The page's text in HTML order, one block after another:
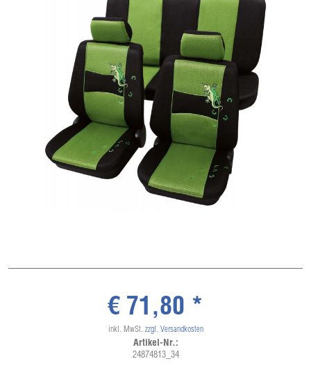
€ 71,80 *
inkl. MwSt. zzgl. Versandkosten
Artikel-Nr.:
24874813_34